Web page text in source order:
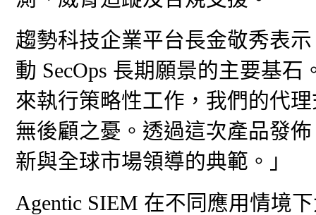
趨勢科技企業平台長金敬秀表
動 SecOps 長期願景的主要基
來執行策略性工作，我們的代
無後顧之憂。透過這次產品發
新與全球市場領導的典範。」
Agentic SIEM 在不同應用情境